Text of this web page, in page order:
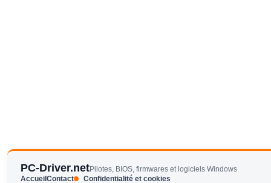
PC-Driver.netPilotes, BIOS, firmwares et logiciels Windows
AccueilContact Confidentialité et cookies